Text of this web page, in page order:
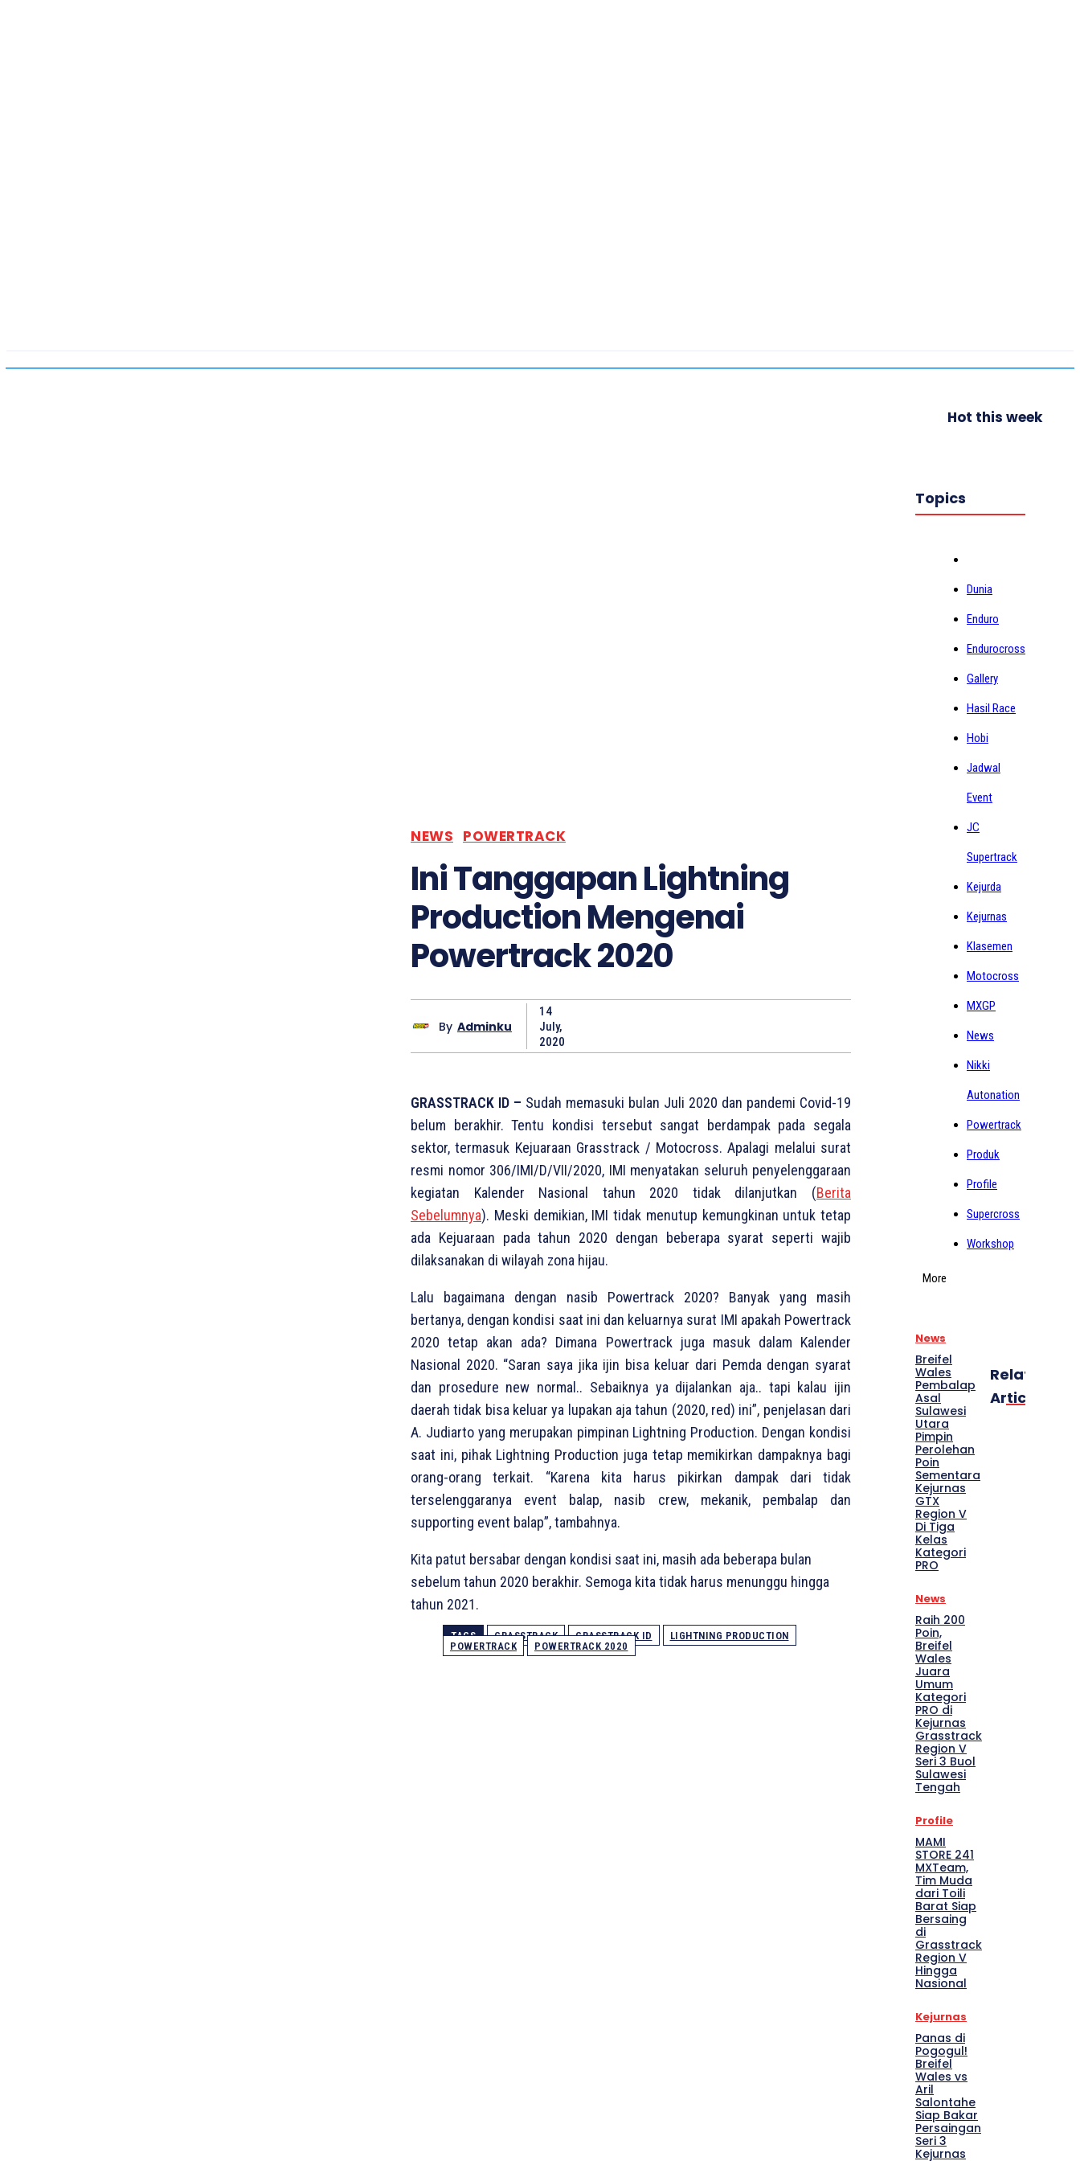
NEWS POWERTRACK
Ini Tanggapan Lightning
Production Mengenai
Powertrack 2020
By Adminku
14
July,
2020
GRASSTRACK ID – Sudah memasuki bulan Juli 2020 dan pandemi Covid-19
belum berakhir. Tentu kondisi tersebut sangat berdampak pada segala
sektor, termasuk Kejuaraan Grasstrack / Motocross. Apalagi melalui surat
resmi nomor 306/IMI/D/VII/2020, IMI menyatakan seluruh penyelenggaraan
kegiatan Kalender Nasional tahun 2020 tidak dilanjutkan (Berita
Sebelumnya). Meski demikian, IMI tidak menutup kemungkinan untuk tetap
ada Kejuaraan pada tahun 2020 dengan beberapa syarat seperti wajib
dilaksanakan di wilayah zona hijau.
Lalu bagaimana dengan nasib Powertrack 2020? Banyak yang masih
bertanya, dengan kondisi saat ini dan keluarnya surat IMI apakah Powertrack
2020 tetap akan ada? Dimana Powertrack juga masuk dalam Kalender
Nasional 2020. “Saran saya jika ijin bisa keluar dari Pemda dengan syarat
dan prosedure new normal.. Sebaiknya ya dijalankan aja.. tapi kalau ijin
daerah tidak bisa keluar ya lupakan aja tahun (2020, red) ini”, penjelasan dari
A. Judiarto yang merupakan pimpinan Lightning Production. Dengan kondisi
saat ini, pihak Lightning Production juga tetap memikirkan dampaknya bagi
orang-orang terkait. “Karena kita harus pikirkan dampak dari tidak
terselenggaranya event balap, nasib crew, mekanik, pembalap dan
supporting event balap”, tambahnya.
Kita patut bersabar dengan kondisi saat ini, masih ada beberapa bulan
sebelum tahun 2020 berakhir. Semoga kita tidak harus menunggu hingga
tahun 2021.
TAGS GRASSTRACK GRASSTRACK ID
LIGHTNING PRODUCTION
POWERTRACK
POWERTRACK 2020
Hot this week
Topics
Dunia
Enduro
Endurocross
Gallery
Hasil Race
Hobi
Jadwal
Event
JC
Supertrack
Kejurda
Kejurnas
Klasemen
Motocross
MXGP
News
Nikki
Autonation
Powertrack
Produk
Profile
Supercross
Workshop
More
News
Breifel
Wales
Pembalap
Asal
Sulawesi
Utara
Pimpin
Perolehan
Poin
Sementara
Kejurnas
GTX
Region V
Di Tiga
Kelas
Kategori
PRO
News
Raih 200
Poin,
Breifel
Wales
Juara
Umum
Kategori
PRO di
Kejurnas
Grasstrack
Region V
Seri 3 Buol
Sulawesi
Tengah
Profile
MAMI
STORE 241
MXTeam,
Tim Muda
dari Toili
Barat Siap
Bersaing
di
Grasstrack
Region V
Hingga
Nasional
Kejurnas
Panas di
Pogogul!
Breifel
Wales vs
Aril
Salontahe
Siap Bakar
Persaingan
Seri 3
Kejurnas
Related
Articles